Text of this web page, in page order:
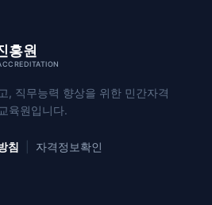
흥원
, 직무능력 향상을 위한 민간자격
육원입니다.
침 자격정보확인